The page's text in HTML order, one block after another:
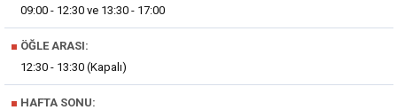
09:00 - 12:30 ve 13:30 - 17:00
■ ÖĞLE ARASI:
12:30 - 13:30 (Kapalı)
■ HAFTA SONU: